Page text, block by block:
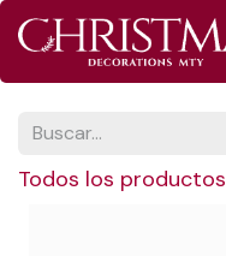
Todos los productos